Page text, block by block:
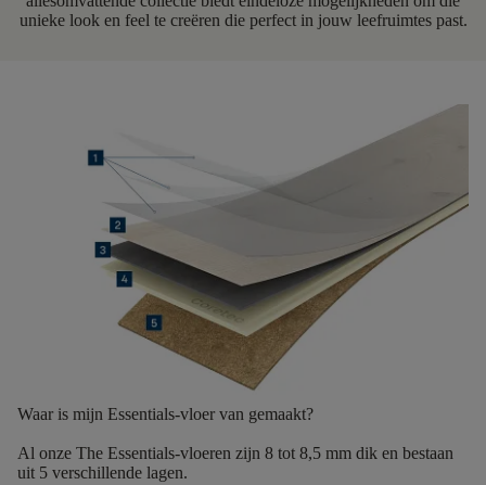
unieke look en feel te creëren die perfect in jouw leefruimtes past.
Waar is mijn Essentials-vloer van gemaakt?
Al onze The Essentials-vloeren zijn 8 tot 8,5 mm dik en bestaan
uit 5 verschillende lagen.